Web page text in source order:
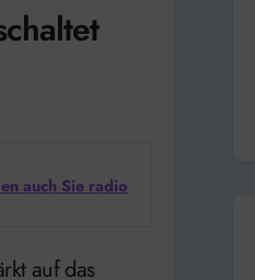
auch Sie radio